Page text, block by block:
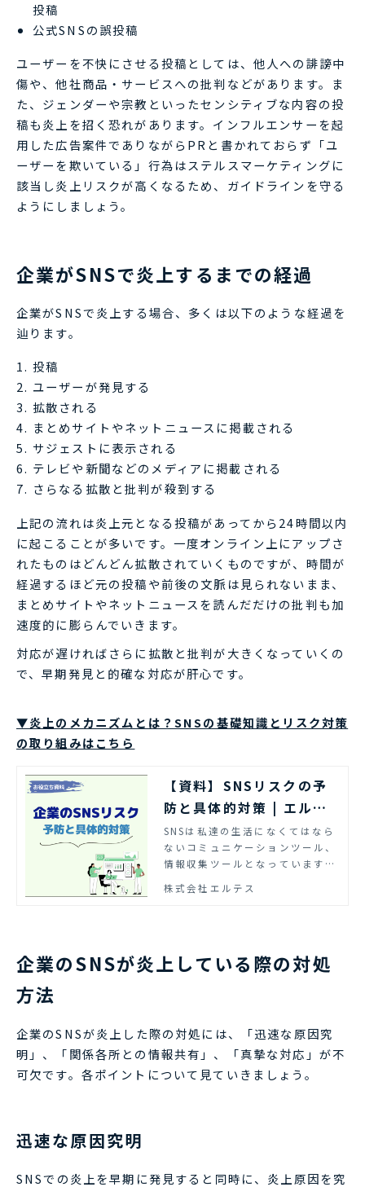
投稿
公式SNSの誤投稿
ユーザーを不快にさせる投稿としては、他人への誹謗中
傷や、他社商品・サービスへの批判などがあります。ま
た、ジェンダーや宗教といったセンシティブな内容の投
稿も炎上を招く恐れがあります。インフルエンサーを起
用した広告案件でありながらPRと書かれておらず「ユ
ーザーを欺いている」行為はステルスマーケティングに
該当し炎上リスクが高くなるため、ガイドラインを守る
ようにしましょう。
企業がSNSで炎上するまでの経過
企業がSNSで炎上する場合、多くは以下のような経過を
辿ります。
投稿
ユーザーが発見する
拡散される
まとめサイトやネットニュースに掲載される
サジェストに表示される
テレビや新聞などのメディアに掲載される
さらなる拡散と批判が殺到する
上記の流れは炎上元となる投稿があってから24時間以内
に起こることが多いです。一度オンライン上にアップさ
れたものはどんどん拡散されていくものですが、時間が
経過するほど元の投稿や前後の文脈は見られないまま、
まとめサイトやネットニュースを読んだだけの批判も加
速度的に膨らんでいきます。
対応が遅ければさらに拡散と批判が大きくなっていくの
で、早期発見と的確な対応が肝心です。
▼炎上のメカニズムとは？SNSの基礎知識とリスク対策
の取り組みはこちら
【資料】SNSリスクの予
防と具体的対策 | エルテ
ス
SNSは私達の生活になくてはなら
ないコミュニケーションツール、
情報収集ツールとなっています。
や被害が生じる可能性がありま
株式会社エルテス
企業のSNSが炎上している際の対処
方法
企業のSNSが炎上した際の対処には、「迅速な原因究
明」、「関係各所との情報共有」、「真摯な対応」が不
可欠です。各ポイントについて見ていきましょう。
迅速な原因究明
SNSでの炎上を早期に発見すると同時に、炎上原因を究